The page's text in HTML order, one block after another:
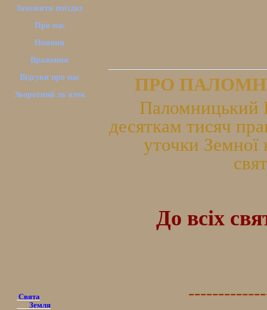
Замовити поїздку
Про нас
Новини
Враження
Відгуки про нас
Зворотний зв'язок
Свята
Земля
ПРО
Паломницький
десяткам тисяч
уточки Земної
До всіх